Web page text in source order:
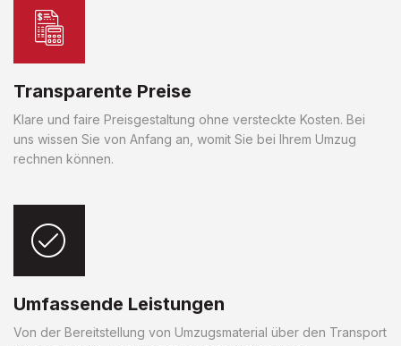
Transparente Preise
Klare und faire Preisgestaltung ohne versteckte Kosten. Bei
uns wissen Sie von Anfang an, womit Sie bei Ihrem Umzug
rechnen können.
Umfassende Leistungen
Von der Bereitstellung von Umzugsmaterial über den Transport